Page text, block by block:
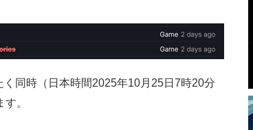
同時（日本時間2025年10月25日7時20分
。